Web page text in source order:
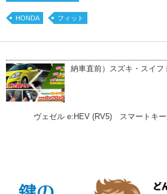
HONDA フィット
納車直前）スズキ・スイ
ヴェゼル e:HEV (RV5) スマートキ